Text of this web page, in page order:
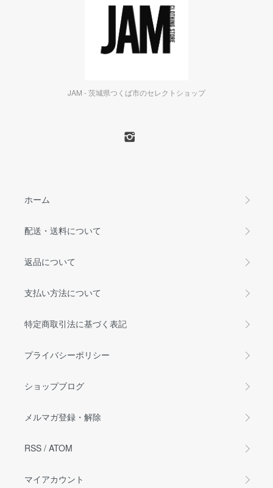
JAM - 茨城県つくば市のセレクトショップ
ホーム
配送・送料について
返品について
支払い方法について
特定商取引法に基づく表記
プライバシーポリシー
ショップブログ
メルマガ登録・解除
RSS / ATOM
マイアカウント